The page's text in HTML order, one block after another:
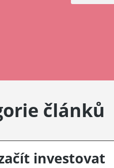
článků
investovat